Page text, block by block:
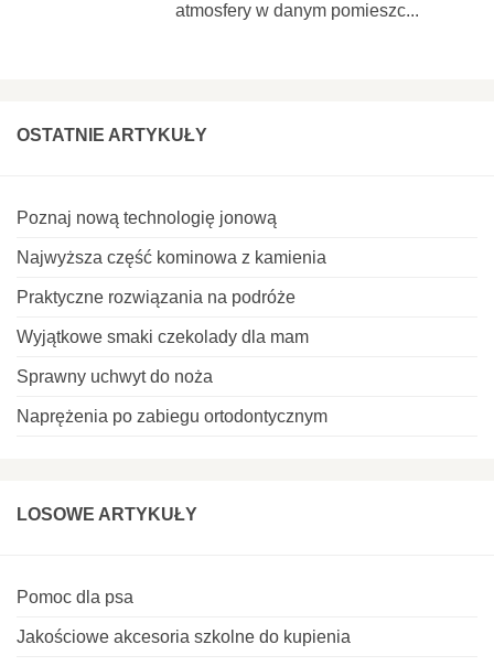
atmosfery w danym pomieszc...
OSTATNIE ARTYKUŁY
Poznaj nową technologię jonową
Najwyższa część kominowa z kamienia
Praktyczne rozwiązania na podróże
Wyjątkowe smaki czekolady dla mam
Sprawny uchwyt do noża
Naprężenia po zabiegu ortodontycznym
LOSOWE ARTYKUŁY
Pomoc dla psa
Jakościowe akcesoria szkolne do kupienia